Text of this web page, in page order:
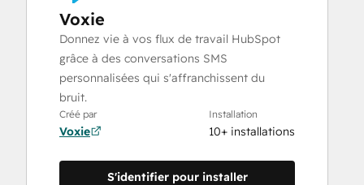
Voxie
Donnez vie à vos flux de travail HubSpot
grâce à des conversations SMS
personnalisées qui s'affranchissent du
bruit.
Créé par
Voxie
Installation
10+ installations
S'identifier pour installer